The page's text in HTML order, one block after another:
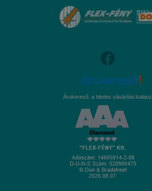
Árukereső, a hiteles vásárlási kalauz